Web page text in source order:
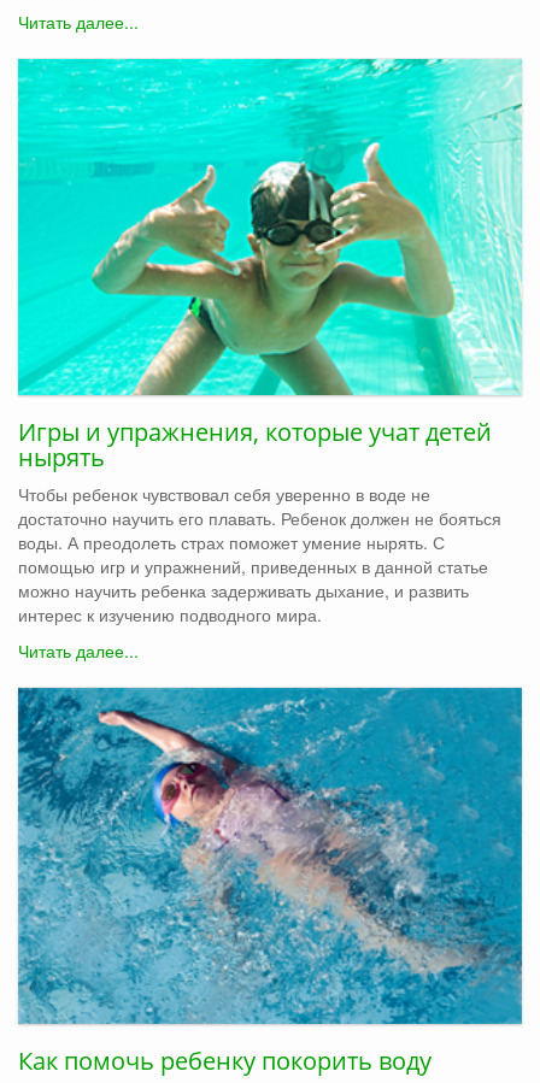
Читать далее...
Игры и упражнения, которые учат детей
нырять
Чтобы ребенок чувствовал себя уверенно в воде не
достаточно научить его плавать. Ребенок должен не бояться
воды. А преодолеть страх поможет умение нырять. С
помощью игр и упражнений, приведенных в данной статье
можно научить ребенка задерживать дыхание, и развить
интерес к изучению подводного мира.
Читать далее...
Как помочь ребенку покорить воду